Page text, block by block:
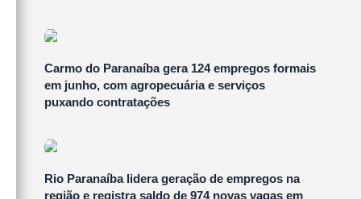
Carmo do Paranaíba gera 124 empregos formais
em junho, com agropecuária e serviços
puxando contratações
Rio Paranaíba lidera geração de empregos na
região e registra saldo de 974 novas vagas em